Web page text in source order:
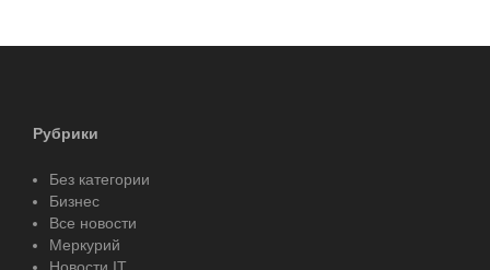
Рубрики
Без категории
Бизнес
Все новости
Меркурий